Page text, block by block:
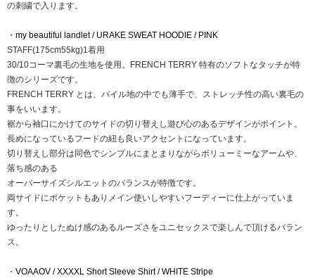
の刺繍で入ります。
・ my beautiful landlet / URAKE SWEAT HOODIE / PINK
STAFF(175cm55kg)1着用
30/10コーマ裏毛の生地を使用。FRENCH TERRY 特有のソフトなタッチが特
徴のシリーズです。
FRENCH TERRY とは、パイル地の中でも薄手で、ストレッチ性の高い裏毛の
事をいいます。
裾から袖口にかけてのサイドの切り替えし遊び心のあるデザインがポイント。
長めになっているフードの紐も良いアクセントになっています。
切り替えし部分は同色でシンプルにまとまりながらボリューミーなアームや、
落ち感のある
オーバーサイズシルエットのバランスが特徴です。
両サイドにポケットもありメイン使いしやすいフーディーに仕上がっていま
す。
ゆったりとしたぬけ感のあるルーズさをユニセックスで楽しんで頂けるバラン
ス。
・ VOAAOV / XXXXL Short Sleeve Shirt / WHITE Stripe